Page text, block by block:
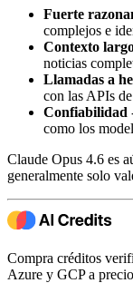
Fuerte
complejos e
Contexto
noticias
Llamadas a
con las APIs
Confiabilidad
como los
Claude Opus 4.6 es
generalmente solo
Compra créditos
Azure y GCP a